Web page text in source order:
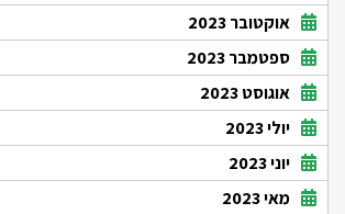
אוקטובר 2023
ספטמבר 2023
אוגוסט 2023
יולי 2023
יוני 2023
מאי 2023